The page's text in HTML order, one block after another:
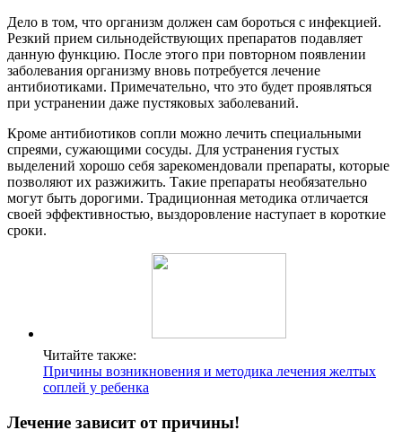
Дело в том, что организм должен сам бороться с инфекцией.
Резкий прием сильнодействующих препаратов подавляет
данную функцию. После этого при повторном появлении
заболевания организму вновь потребуется лечение
антибиотиками. Примечательно, что это будет проявляться
при устранении даже пустяковых заболеваний.
Кроме антибиотиков сопли можно лечить специальными
спреями, сужающими сосуды. Для устранения густых
выделений хорошо себя зарекомендовали препараты, которые
позволяют их разжижить. Такие препараты необязательно
могут быть дорогими. Традиционная методика отличается
своей эффективностью, выздоровление наступает в короткие
сроки.
Читайте также:
Причины возникновения и методика лечения желтых
соплей у ребенка
Лечение зависит от причины!